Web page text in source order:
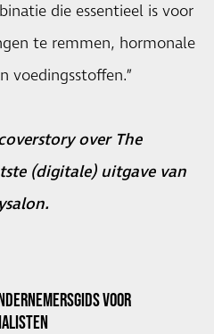
die essentieel is voor
te remmen, hormonale
voedingsstoffen.”
over The
(digitale) uitgave van
VOOR